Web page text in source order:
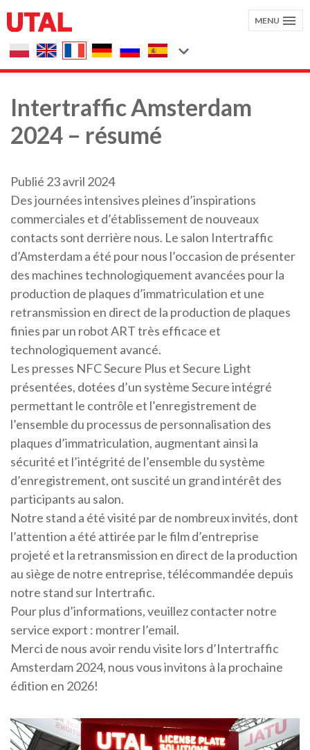
MENU
Intertraffic Amsterdam
2024 – résumé
Publié 23 avril 2024
Des journées intensives pleines d’inspirations
commerciales et d’établissement de nouveaux
contacts sont derrière nous. Le salon Intertraffic
d’Amsterdam a été pour nous l’occasion de présenter
des machines technologiquement avancées pour la
production de plaques d’immatriculation et une
retransmission en direct de la production de plaques
finies par un robot ART très efficace et
technologiquement avancé.
Les presses NFC Secure Plus et Secure Light
présentées, dotées d’un système Secure intégré
permettant le contrôle et l’enregistrement de
l’ensemble du processus de personnalisation des
plaques d’immatriculation, augmentant ainsi la
sécurité et l’intégrité de l’ensemble du système
d’enregistrement, ont suscité un grand intérêt des
participants au salon.
Notre stand a été visité par de nombreux invités, dont
l’attention a été attirée par le film d’entreprise
projeté et la retransmission en direct de la production
au siège de notre entreprise, télécommandée depuis
notre stand sur Intertrafic.
Pour plus d’informations, veuillez contacter notre
service export : montrer l’email.
Merci de nous avoir rendu visite lors d’Intertraffic
Amsterdam 2024, nous vous invitons à la prochaine
édition en 2026!